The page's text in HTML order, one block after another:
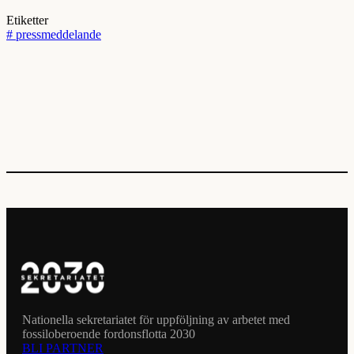
Etiketter
# pressmeddelande
Nationella sekretariatet för uppföljning av arbetet med
fossiloberoende fordonsflotta 2030
BLI PARTNER